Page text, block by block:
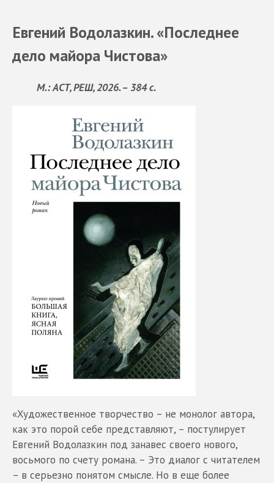
Евгений Водолазкин. «Последнее
дело майора Чистова»
М.: АСТ, РЕШ, 2026. – 384 с.
«Художественное творчество – не монолог автора,
как это порой себе представляют, – постулирует
Евгений Водолазкин под занавес своего нового,
восьмого по счету романа. – Это диалог с читателем
– в серьезно понятом смысле. Но в еще более